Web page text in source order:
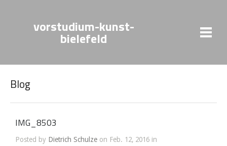
vorstudium-kunst-
bielefeld
Blog
IMG_8503
Posted by Dietrich Schulze on Feb. 12, 2016 in